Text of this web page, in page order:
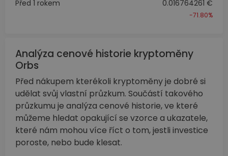
Před 1 rokem 0.016764261 €
-71.80%
Analýza cenové historie kryptoměny
Orbs
Před nákupem kterékoli kryptoměny je dobré si
udělat svůj vlastní průzkum. Součástí takového
průzkumu je analýza cenové historie, ve které
můžeme hledat opakující se vzorce a ukazatele,
které nám mohou více říct o tom, jestli investice
poroste, nebo bude klesat.